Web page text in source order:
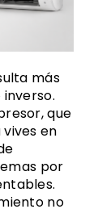
más
que
en
por
no